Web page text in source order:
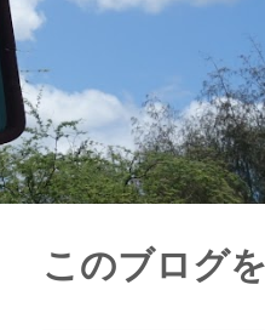
このブログ